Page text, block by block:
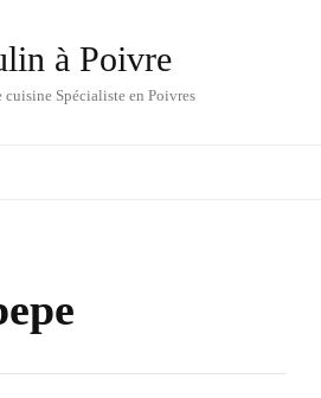
à Poivre
cuisine Spécialiste en Poivres